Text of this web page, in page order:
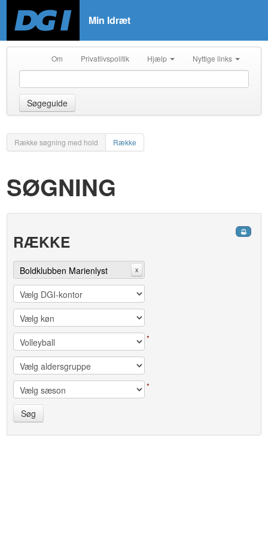
Min Idræt
Om Privatlivspolitik Hjælp Nyttige links
Søgeguide
Række søgning med hold Række
SØGNING
RÆKKE
Boldklubben Marienlyst x
*
*